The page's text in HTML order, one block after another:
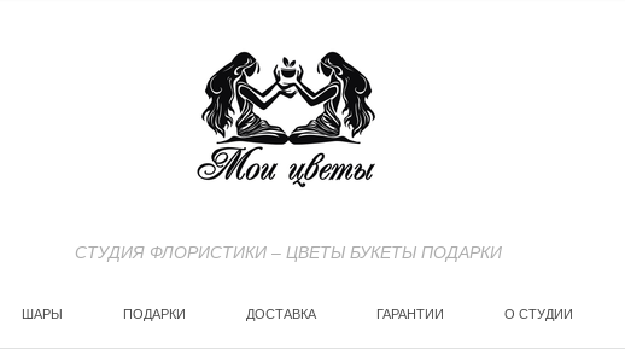
СТУДИЯ ФЛОРИСТИКИ – ЦВЕТЫ БУКЕТЫ ПОДАРКИ
ШАРЫ ПОДАРКИ ДОСТАВКА ГАРАНТИИ О СТУДИИ